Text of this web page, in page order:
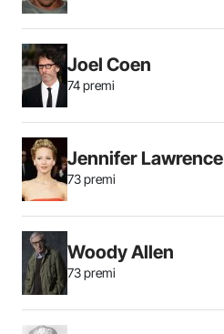
Joel Coen
74 premi
Jennifer Lawrence
73 premi
Woody Allen
73 premi